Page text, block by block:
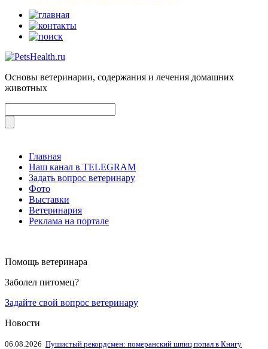
Основы ветеринарии, содержания и лечения домашних
животных
Главная
Наш канал в TELEGRAM
Задать вопрос ветеринару
Фото
Выставки
Ветеринария
Реклама на портале
Помощь ветеринара
Заболел питомец?
Задайте свой вопрос ветеринару
Новости
06.08.2026 Пушистый рекордсмен: померанский шпиц попал в Книгу